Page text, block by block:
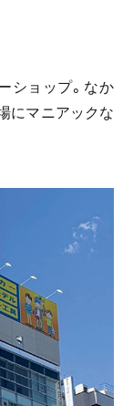
ショップ。なか
にマニアックな